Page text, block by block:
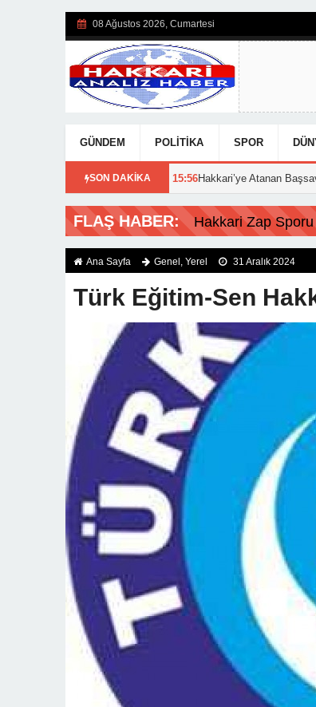
08 Ağustos 2026, Cumartesi
GÜNDEM POLITIKA SPOR
SON DAKİKA
15:56Hakkari’ye Atanan Başsavcı Turan
FLAŞ HABER: Hakkari Zap
Ana Sayfa Genel , Yerel 31 Aralık 2024
Türk Eğitim-Sen